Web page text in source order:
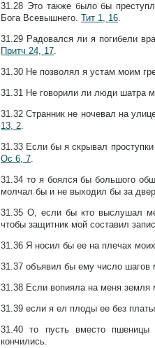
31.28 Это также было бы
Бога Всевышнего. Тит 1, 16.
31.29 Радовался ли я погибели
Притч 24, 17.
31.30 Не позволял я устам моим
31.31 Не говорили ли люди шатра
31.32Странник не ночевал на
13, 2.
31.33 Если бы я скрывал
Ос 6, 7.
31.34 то я боялся бы большого
молчал бы и не выходил бы за
31.35 О, если бы кто выслушал
чтобы защитник мой составил
31.36 Я носил бы ее на плечах
31.37 объявил бы ему число шагов
31.38 Если вопияла на меня
31.39 если я ел плоды ее без
31.40то пусть вместо
кончились.